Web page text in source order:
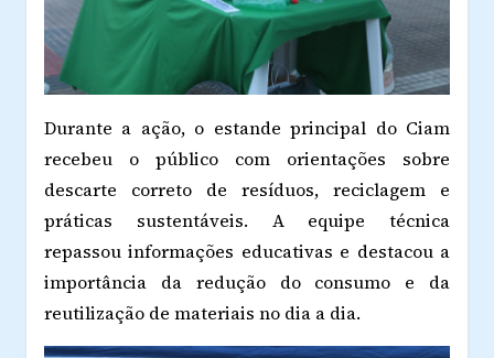
Durante a ação, o estande principal do Ciam
recebeu o público com orientações sobre
descarte correto de resíduos, reciclagem e
práticas sustentáveis. A equipe técnica
repassou informações educativas e destacou a
importância da redução do consumo e da
reutilização de materiais no dia a dia.